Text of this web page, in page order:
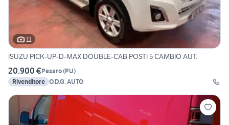
11
ISUZU PICK-UP-D-MAX DOUBLE-CAB POSTI 5 CAMBIO AUT.
20.900 €Pesaro(PU)
Rivenditore O.D.G. AUTO